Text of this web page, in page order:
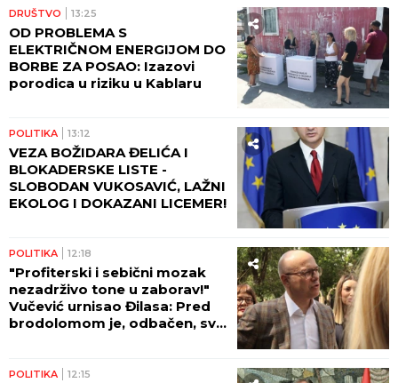
DRUŠTVO 13:25
OD PROBLEMA S
ELEKTRIČNOM ENERGIJOM DO
BORBE ZA POSAO: Izazovi
porodica u riziku u Kablaru
POLITIKA 13:12
VEZA BOŽIDARA ĐELIĆA I
BLOKADERSKE LISTE -
SLOBODAN VUKOSAVIĆ, LAŽNI
EKOLOG I DOKAZANI LICEMER!
POLITIKA 12:18
"Profiterski i sebični mozak
nezadrživo tone u zaborav!"
Vučević urnisao Đilasa: Pred
brodolomom je, odbačen, svi
POLITIKA 12:15